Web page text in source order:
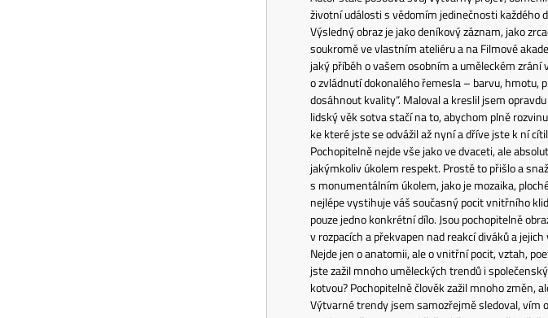
životní události s vědomím jedinečnosti každého
Výsledný obraz je jako deníkový záznam, jako
soukromě ve vlastním ateliéru a na Filmové
jaký příběh o vašem osobním a uměleckém
o zvládnutí dokonalého řemesla – barvu, hmotu,
dosáhnout kvality“. Maloval a kreslil jsem
lidský věk sotva stačí na to, abychom plně
ke které jste se odvážil až nyní a dříve jste k ní
Pochopitelně nejde vše jako ve dvaceti, ale
jakýmkoliv úkolem respekt. Prostě to přišlo a
s monumentálním úkolem, jako je mozaika,
nejlépe vystihuje váš současný pocit vnitřního
pouze jedno konkrétní dílo. Jsou pochopitelně
v rozpacích a překvapen nad reakcí diváků a
Nejde jen o anatomii, ale o vnitřní pocit, vztah,
jste zažil mnoho uměleckých trendů i
kotvou? Pochopitelně člověk zažil mnoho změn,
Výtvarné trendy jsem samozřejmě sledoval, vím